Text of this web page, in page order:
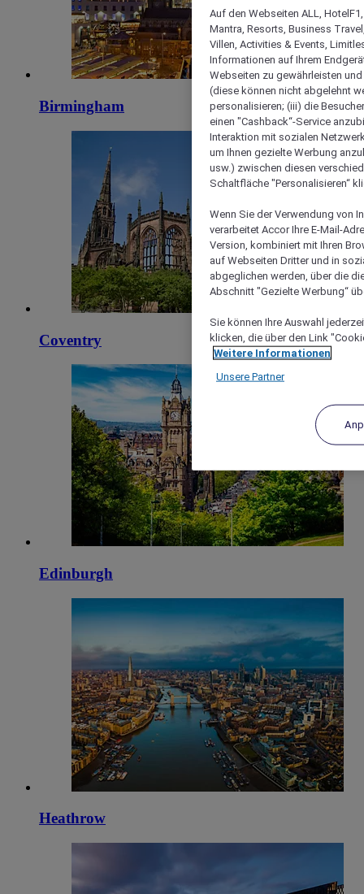
Birmingham
Coventry
Edinburgh
Heathrow
Auf den Webseiten ALL,
Mantra, Resorts, Business
Villen, Activities & Events,
Informationen auf Ihrem
Webseiten zu gewährleisten
(diese können nicht abgelehnt
personalisieren; (iii) die
einen "Cashback“-Service
Interaktion mit sozialen
um Ihnen gezielte Werbung
usw.) zwischen diesen
Schaltfläche "Personalisieren“
Wenn Sie der Verwendung von
verarbeitet Accor Ihre E-Mail-
Version, kombiniert mit Ihren
auf Webseiten Dritter und in
abgeglichen werden, über die
Abschnitt "Gezielte Werbung“
Sie können Ihre Auswahl
klicken, die über den Link
Weitere Informationen
Unsere Partner